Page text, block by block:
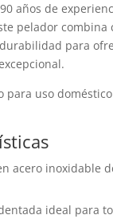
años de
pelador combina
para
para uso
acero inoxidable
ideal para